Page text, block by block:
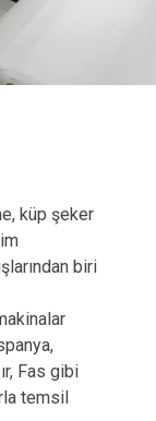
küp şeker
biri
Fas gibi
temsil